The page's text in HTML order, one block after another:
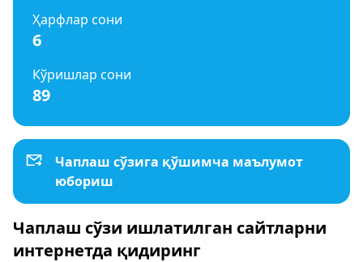
Ҳарфлар сони
6
Кўришлар сони
89
Чаплаш сўзига қўшимча маълумот
юбориш
Чаплаш сўзи ишлатилган сайтларни
интернетда қидиринг